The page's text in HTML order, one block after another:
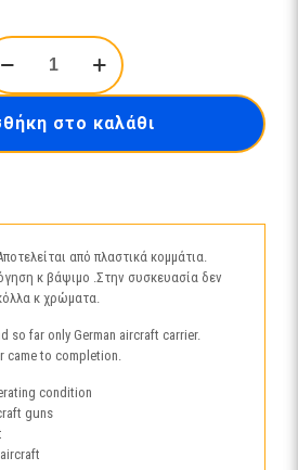
στο καλάθι
από πλαστικά κομμάτια.
κ βάψιμο .Στην συσκευασία δεν
κ χρώματα.
so far only German aircraft carrier.
came to completion.
condition
guns